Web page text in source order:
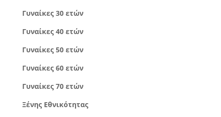
Γυναίκες 30 ετών
Γυναίκες 40 ετών
Γυναίκες 50 ετών
Γυναίκες 60 ετών
Γυναίκες 70 ετών
Ξένης Εθνικότητας